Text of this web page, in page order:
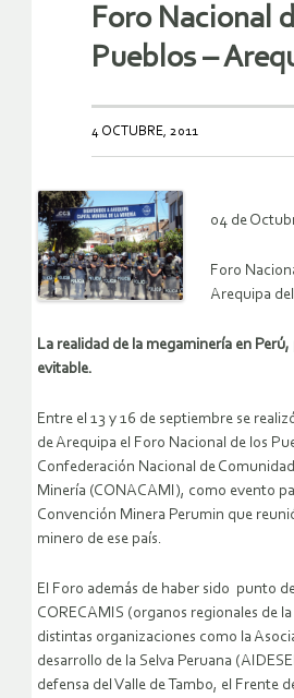
Foro Nacional
Pueblos –
4 OCTUBRE, 2011
04 de
Foro
Arequipa
La realidad de la megaminería en
evitable.
Entre el 13 y 16 de septiembre se
de Arequipa el Foro Nacional de los
Confederación Nacional de
Minería (CONACAMI), como evento
Convención Minera Perumin que
minero de ese país.
El Foro además de haber sido punto
CORECAMIS (organos regionales de
distintas organizaciones como la
desarrollo de la Selva Peruana
defensa del Valle de Tambo, el Frente